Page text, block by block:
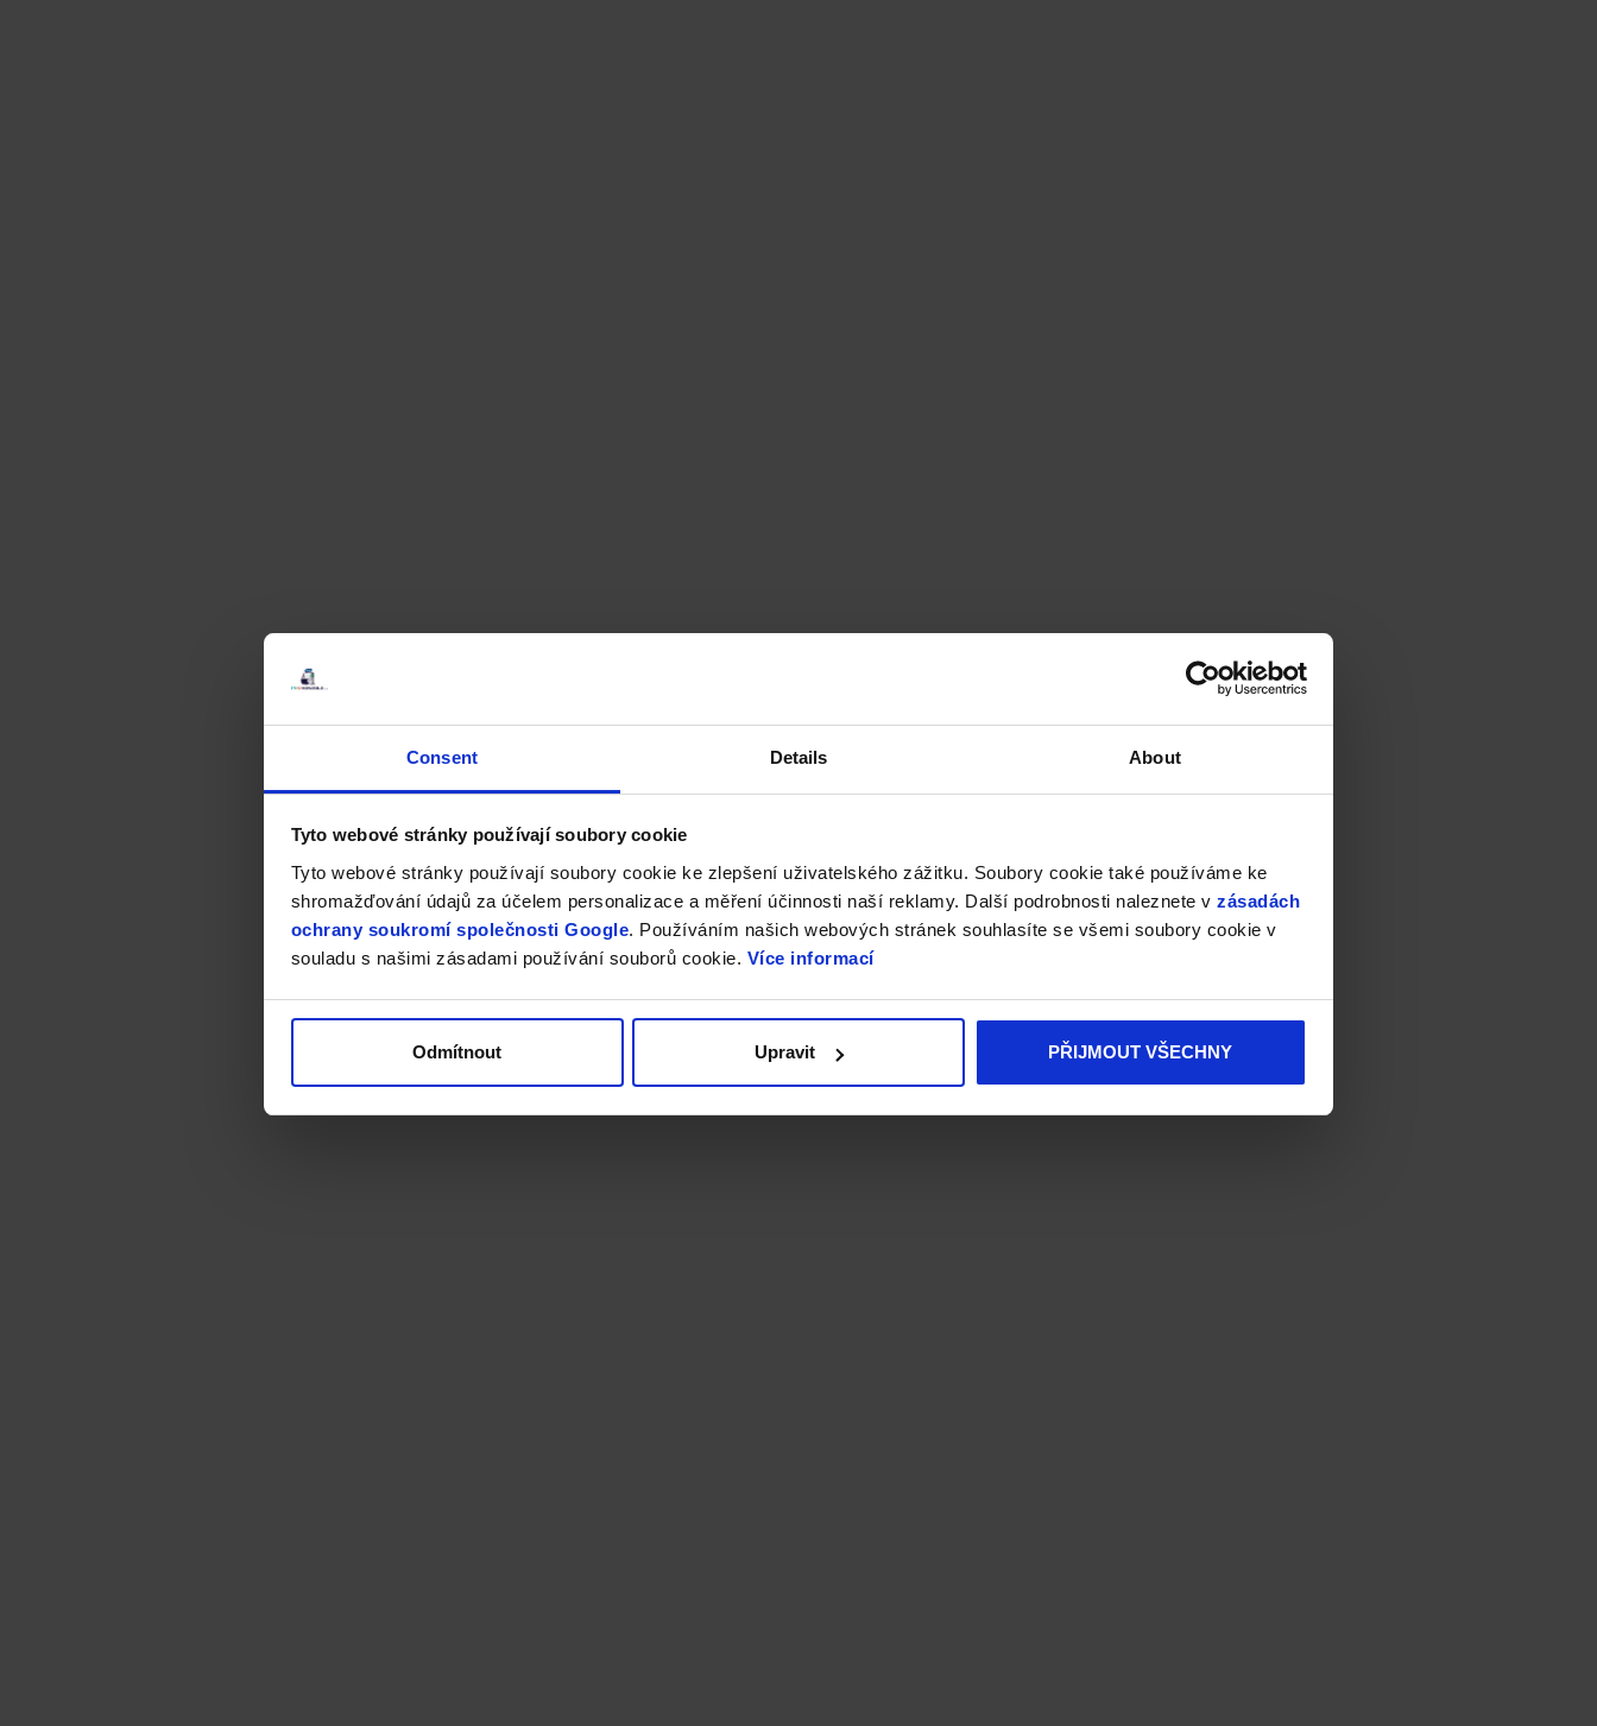
Consent Details About
Tyto webové stránky používají soubory cookie
Tyto webové stránky používají soubory cookie ke zlepšení uživatelského zážitku. Soubory cookie také používáme ke
shromažďování údajů za účelem personalizace a měření účinnosti naší reklamy. Další podrobnosti naleznete v zásadách
ochrany soukromí společnosti Google. Používáním našich webových stránek souhlasíte se všemi soubory cookie v
souladu s našimi zásadami používání souborů cookie. Více informací
Odmítnout Upravit PŘIJMOUT VŠECHNY